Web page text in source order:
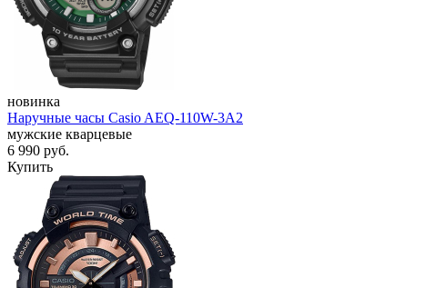
новинка
Наручные часы Casio AEQ-110W-3A2
мужские кварцевые
6 990 руб.
Купить